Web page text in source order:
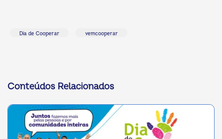
Dia de Cooperar vemcooperar
Conteúdos Relacionados